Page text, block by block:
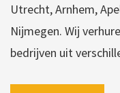
Utrecht, Arnhem,
Nijmegen. Wij
bedrijven uit